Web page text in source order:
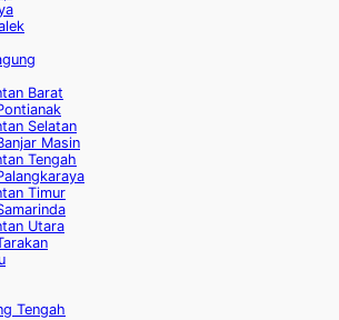
Barat
Selatan
Masin
Tengah
Timur
Utara
Tengah